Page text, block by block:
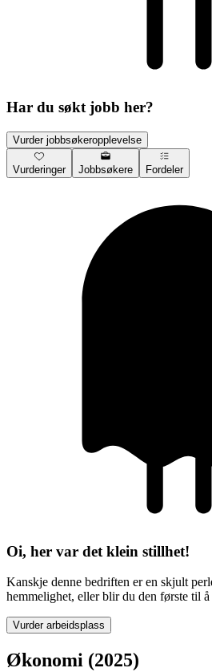
Har du søkt jobb her?
Vurder jobbsøkeropplevelse
Vurderinger Jobbsøkere Fordeler
Oi, her var det klein stillhet!
Kanskje denne bedriften er en skjult
hemmelighet, eller blir du den første til
Vurder arbeidsplass
Økonomi (2025)